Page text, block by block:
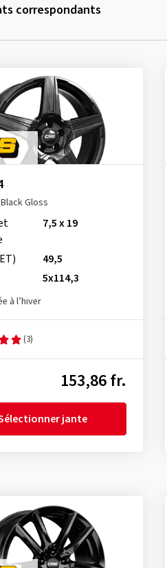
correspondants
Gloss
7,5 x 19
49,5
5x114,3
à l’hiver
(3)
153,86 fr.
jante